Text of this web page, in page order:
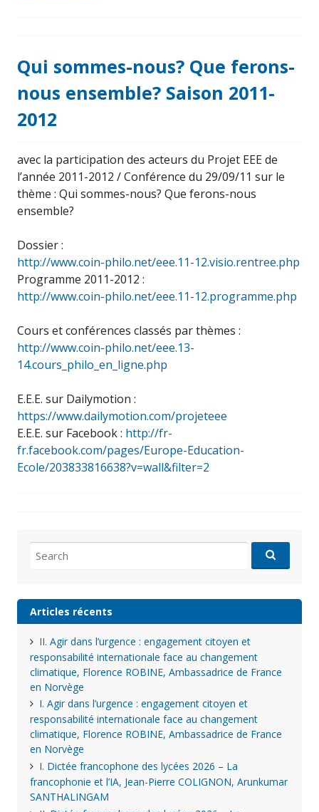
Qui sommes-nous? Que ferons-
nous ensemble? Saison 2011-
2012
avec la participation des acteurs du Projet EEE de
l’année 2011-2012 / Conférence du 29/09/11 sur le
thème : Qui sommes-nous? Que ferons-nous
ensemble?
Dossier :
http://www.coin-philo.net/eee.11-12.visio.rentree.php
Programme 2011-2012 :
http://www.coin-philo.net/eee.11-12.programme.php
Cours et conférences classés par thèmes :
http://www.coin-philo.net/eee.13-
14.cours_philo_en_ligne.php
E.E.E. sur Dailymotion :
https://www.dailymotion.com/projeteee
E.E.E. sur Facebook : http://fr-
fr.facebook.com/pages/Europe-Education-
Ecole/203833816638?v=wall&filter=2
for:
Articles récents
II. Agir dans l’urgence : engagement citoyen et
responsabilité internationale face au changement
climatique, Florence ROBINE, Ambassadrice de France
en Norvège
I. Agir dans l’urgence : engagement citoyen et
responsabilité internationale face au changement
climatique, Florence ROBINE, Ambassadrice de France
en Norvège
I. Dictée francophone des lycées 2026 – La
francophonie et l’IA, Jean-Pierre COLIGNON, Arunkumar
SANTHALINGAM